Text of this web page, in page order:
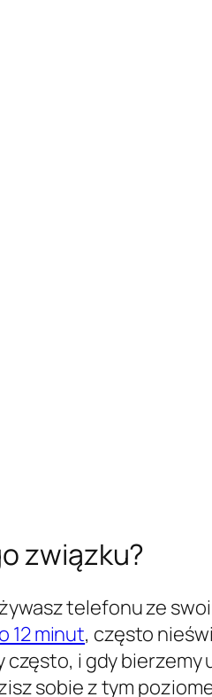
związku?
telefonu ze
12 minut, często
i gdy
sobie z tym